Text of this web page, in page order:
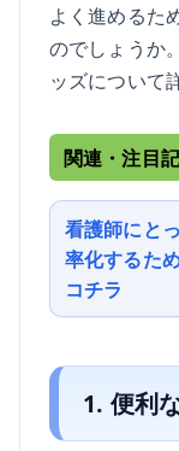
よく進めるた
のでしょうか
ッズについて
関連・注目
看護師にと
率化するた
コチラ
1. 便利